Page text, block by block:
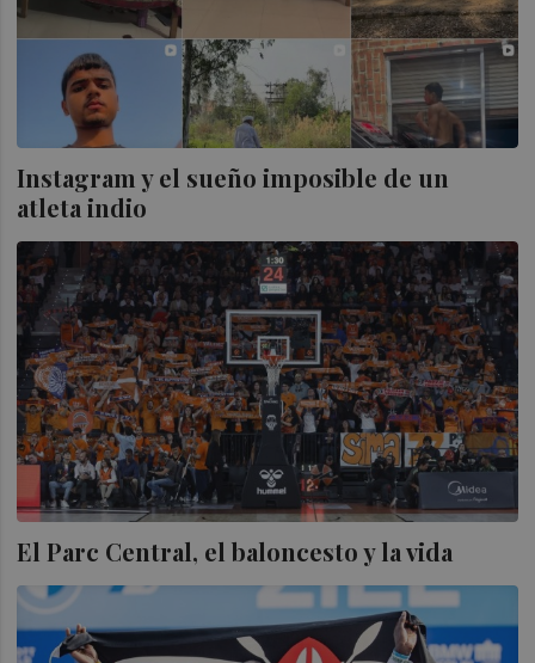
Instagram y el sueño imposible de un
atleta indio
El Parc Central, el baloncesto y la vida